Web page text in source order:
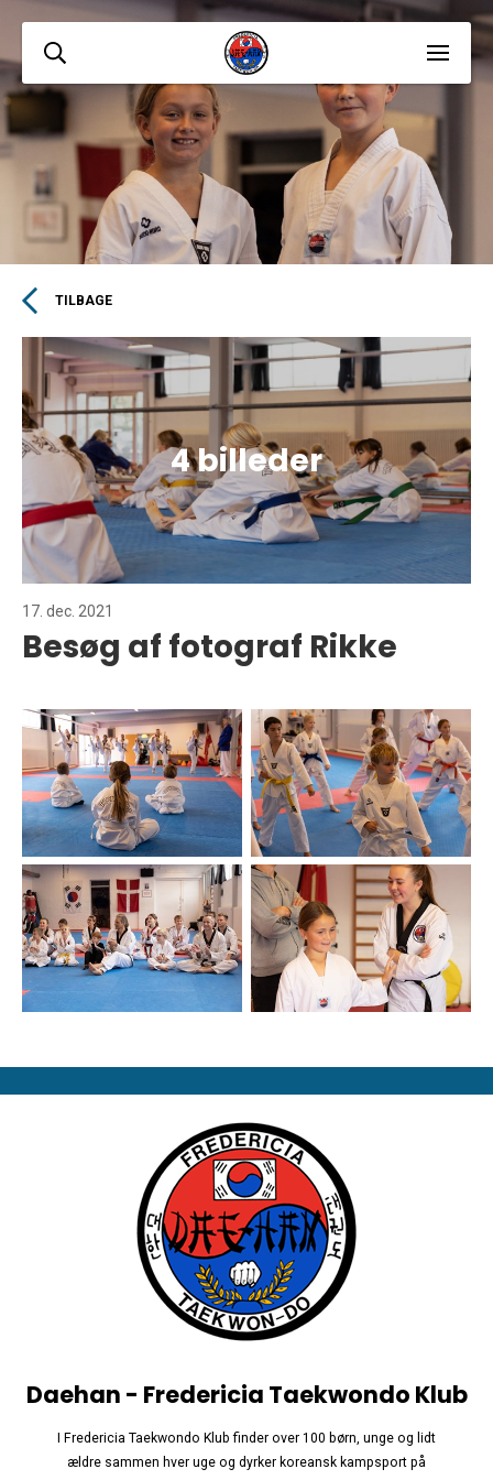
TILBAGE
4 billeder
17. dec. 2021
Besøg af fotograf Rikke
Daehan - Fredericia Taekwondo Klub
I Fredericia Taekwondo Klub finder over 100 børn, unge og lidt
ældre sammen hver uge og dyrker koreansk kampsport på